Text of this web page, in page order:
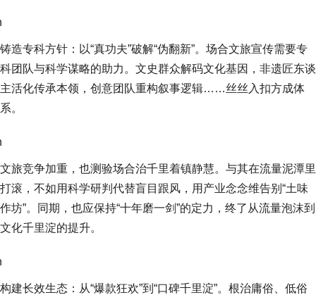
铸造专科方针：以“真功夫”破解“伪翻新”。场合文旅宣传需要专
科团队与科学谋略的助力。文史群众解码文化基因，非遗匠东谈
主活化传承本领，创意团队重构叙事逻辑……丝丝入扣方成体
系。
文旅竞争加重，也测验场合治千里着镇静慧。与其在流量泥潭里
打滚，不如用科学研判代替盲目跟风，用产业念念维告别“土味
作坊”。同期，也应保持“十年磨一剑”的定力，终了从流量泡沫到
文化千里淀的提升。
构建长效生态：从“爆款狂欢”到“口碑千里淀”。根治庸俗、低俗